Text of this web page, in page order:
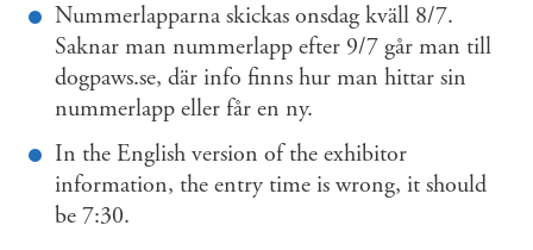
Nummerlapparna skickas onsdag kväll 8/7.
Saknar man nummerlapp efter 9/7 går man till
dogpaws.se, där info finns hur man hittar sin
nummerlapp eller får en ny.
In the English version of the exhibitor
information, the entry time is wrong, it should
be 7:30.